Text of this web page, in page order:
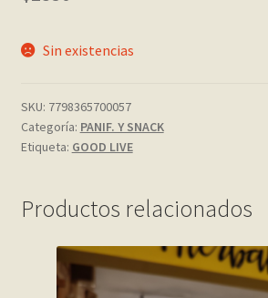
Privacy Policy
Tienda
Sin existencias
SKU: 7798365700057
Categoría: PANIF. Y SNACK
Etiqueta: GOOD LIVE
Productos relacionados